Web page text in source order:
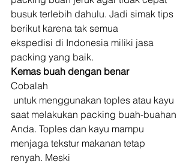
busuk terlebih dahulu. Jadi simak tips
berikut karena tak semua
ekspedisi di Indonesia miliki jasa
packing yang baik.
Kemas buah dengan benar
Cobalah
saat melakukan packing buah-buahan
Anda. Toples dan kayu mampu
menjaga tekstur makanan tetap
renyah. Meski